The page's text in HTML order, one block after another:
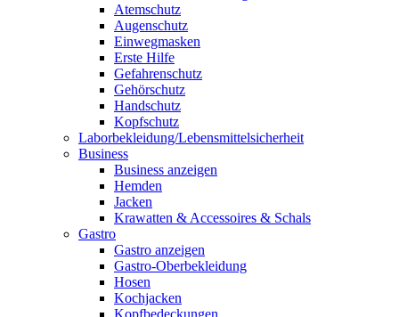
Atemschutz
Augenschutz
Einwegmasken
Erste Hilfe
Gefahrenschutz
Gehörschutz
Handschutz
Kopfschutz
Laborbekleidung/Lebensmittelsicherheit
Business
Business anzeigen
Hemden
Jacken
Krawatten & Accessoires & Schals
Gastro
Gastro anzeigen
Gastro-Oberbekleidung
Hosen
Kochjacken
Kopfbedeckungen